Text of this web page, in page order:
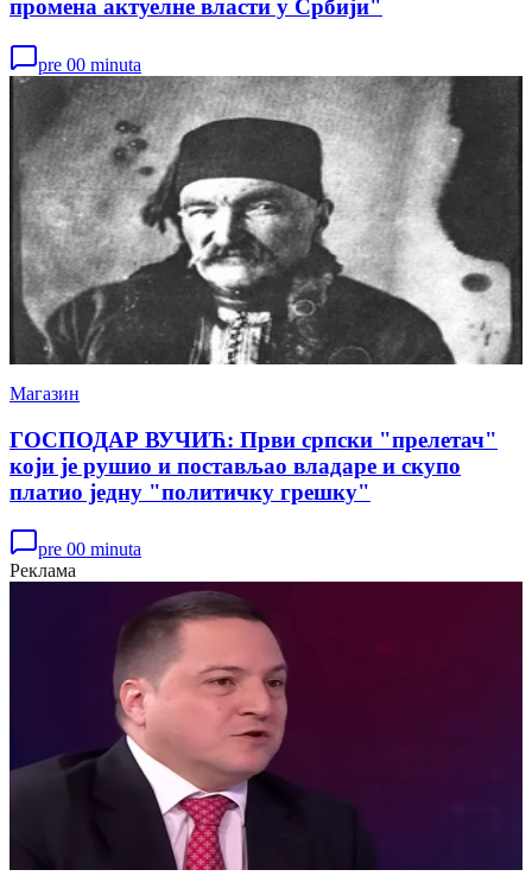
промена актуелне власти у Србији"
pre 00 minuta
Магазин
ГОСПОДАР ВУЧИЋ: Први српски "прелетач"
који је рушио и постављао владаре и скупо
платио једну "политичку грешку"
pre 00 minuta
Реклама